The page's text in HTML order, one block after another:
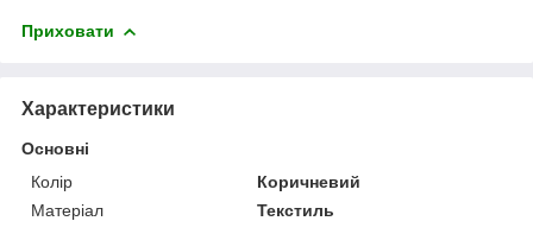
Приховати
Характеристики
Основні
Колір
Коричневий
Матеріал
Текстиль